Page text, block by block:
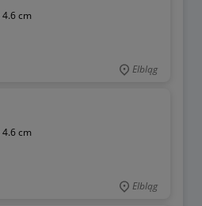
4.6 cm
Elbląg
4.6 cm
Elbląg